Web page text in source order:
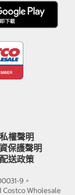
權聲明
保護聲明
配送政策
9。
Costco Wholesale